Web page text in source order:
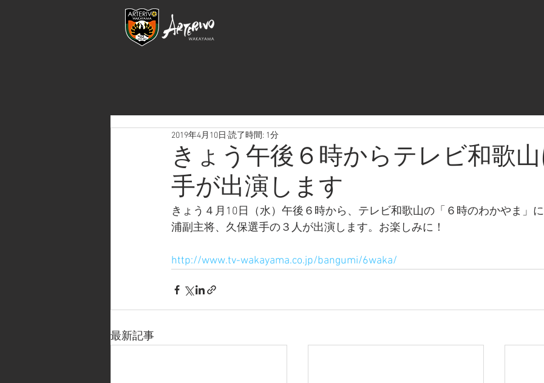
きょう午後６時からテレビ和歌
手が出演します
2019年4月10日 読了時間: 1分
きょう４月10日（水）午後６時から、テレビ和歌山の「６時のわかやま」
浦副主将、久保選手の３人が出演します。お楽しみに！
http://www.tv-wakayama.co.jp/bangumi/6waka/
最新記事